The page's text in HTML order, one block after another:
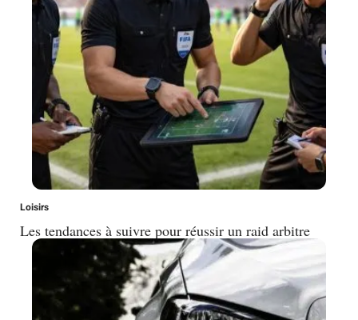
Loisirs
Les tendances à suivre pour réussir un raid arbitre